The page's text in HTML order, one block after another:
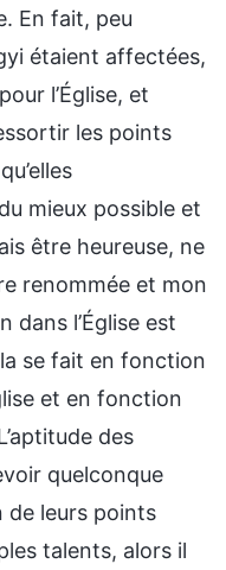
En fait, peu
étaient affectées,
l’Église, et
les points
mieux possible et
être heureuse, ne
renommée et mon
l’Église est
se fait en fonction
et en fonction
des
quelconque
de leurs points
talents, alors il